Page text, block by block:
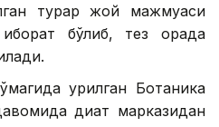
турар жой мажмуаси
бўлиб, тез орада
қурилган Ботаника
диққат марказидан